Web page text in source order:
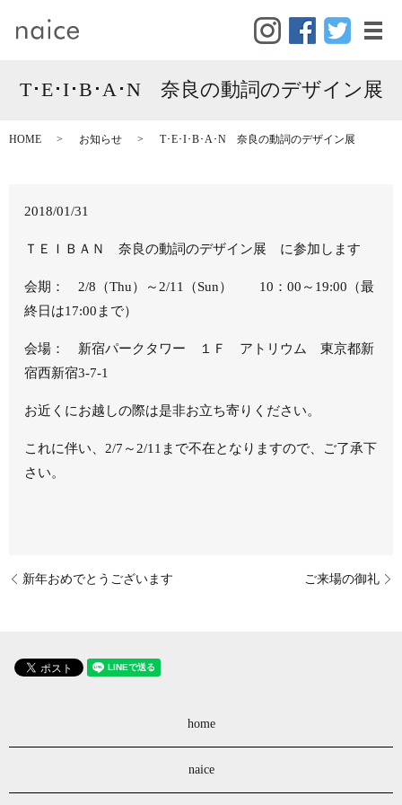
メ
T･E･I･B･A･N 奈良の動詞のデザイン展
HOME お知らせ T･E･I･B･A･N 奈良の動詞のデザイン展
2018/01/31
ＴＥＩＢＡＮ 奈良の動詞のデザイン展 に参加します
会期： 2/8（Thu）～2/11（Sun） 10：00～19:00（最
終日は17:00まで）
会場： 新宿パークタワー １Ｆ アトリウム 東京都新
宿西新宿3-7-1
お近くにお越しの際は是非お立ち寄りください。
これに伴い、2/7～2/11まで不在となりますので、ご了承下
さい。
新年おめでとうございます ご来場の御礼
home
naice